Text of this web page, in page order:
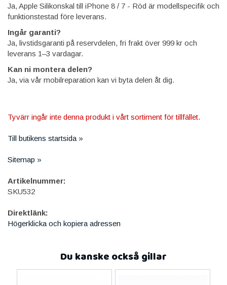
Ja, Apple Silikonskal till iPhone 8 / 7 - Röd är modellspecifik och
funktionstestad före leverans.
Ingår garanti?
Ja, livstidsgaranti på reservdelen, fri frakt över 999 kr och
leverans 1–3 vardagar.
Kan ni montera delen?
Ja, via vår mobilreparation kan vi byta delen åt dig.
Tyvärr ingår inte denna produkt i vårt sortiment för tillfället.
Till butikens startsida »
Sitemap »
Artikelnummer:
SKU532
Direktlänk:
Högerklicka och kopiera adressen
Du kanske också gillar